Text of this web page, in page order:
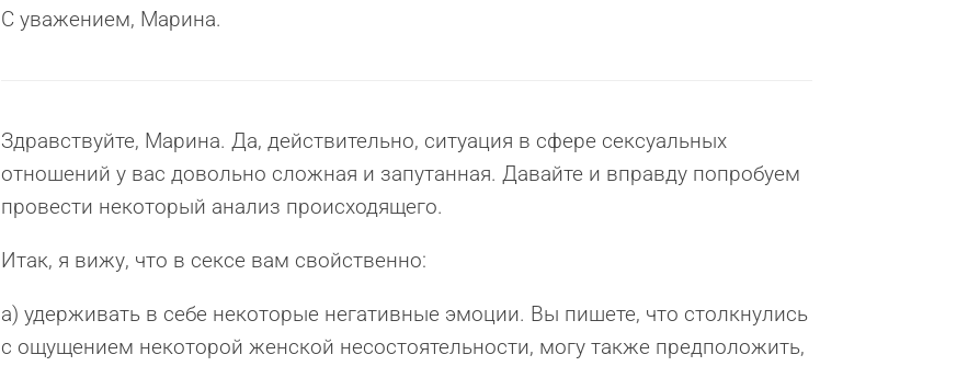
С уважением, Марина.
Здравствуйте, Марина. Да, действительно, ситуация в сфере сексуальных
отношений у вас довольно сложная и запутанная. Давайте и вправду попробуем
провести некоторый анализ происходящего.
Итак, я вижу, что в сексе вам свойственно:
а) удерживать в себе некоторые негативные эмоции. Вы пишете, что столкнулись
с ощущением некоторой женской несостоятельности, могу также предположить,